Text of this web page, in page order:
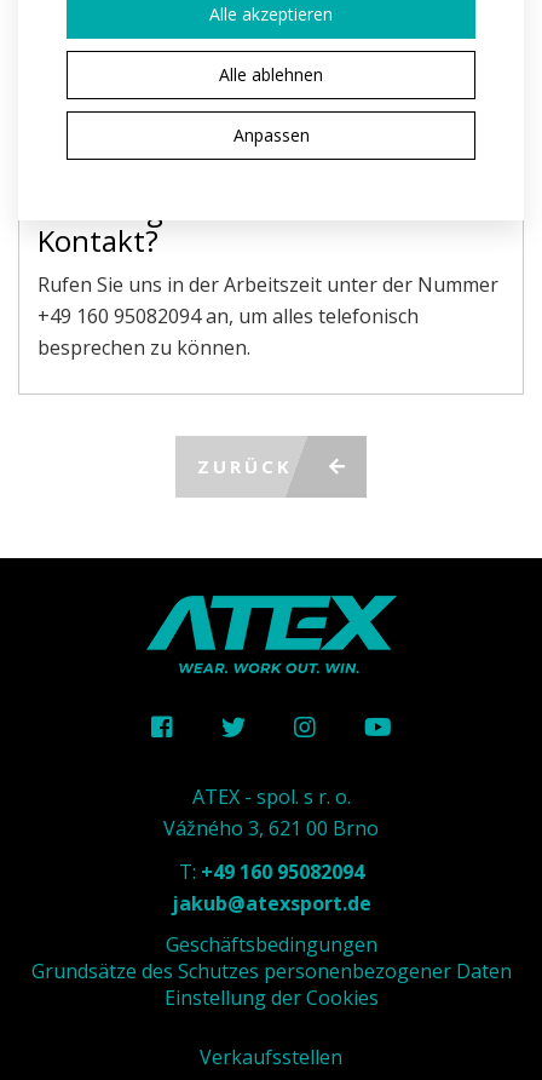
Alle akzeptieren
Alle ablehnen
Anpassen
Die mit * gekennzeichneten Feld sind Pflichtfelder.
Durch das Absenden stimme ich der
personenbezogener Daten
NACHRICHT ABSENDEN
Kontakt?
Rufen Sie uns in der Arbeitszeit unter der Nummer
+49 160 95082094 an, um alles telefonisch
besprechen zu können.
ZURÜCK
ATEX - spol. s r. o.
Vážného 3, 621 00 Brno
T: +49 160 95082094
jakub@atexsport.de
Geschäftsbedingungen
Grundsätze des Schutzes personenbezogener Daten
Einstellung der Cookies
Verkaufsstellen